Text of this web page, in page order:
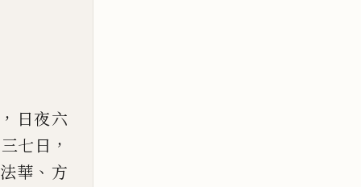
， 日夜六
七日 ，
華 、 方